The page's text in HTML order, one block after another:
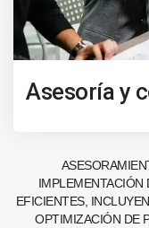
Asesoría y
IMPLEMENTACIÓN
EFICIENTES,
OPTIMIZACIÓN DE